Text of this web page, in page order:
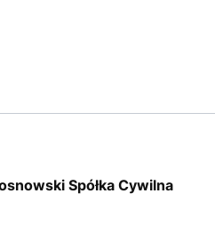
Spółka Cywilna